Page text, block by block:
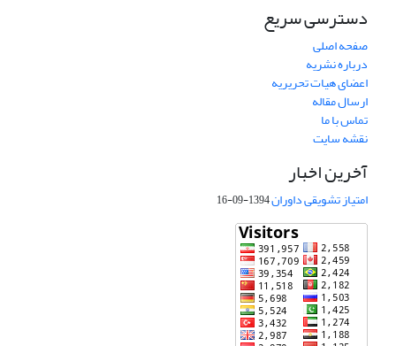
دسترسی سریع
صفحه اصلی
درباره نشریه
اعضای هیات تحریریه
ارسال مقاله
تماس با ما
نقشه سایت
آخرین اخبار
امتیاز تشویقی داوران1394-09-16